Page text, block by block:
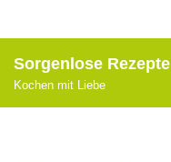
Inhalt
springen
Sorgenlose Rezepte
Kochen mit Liebe